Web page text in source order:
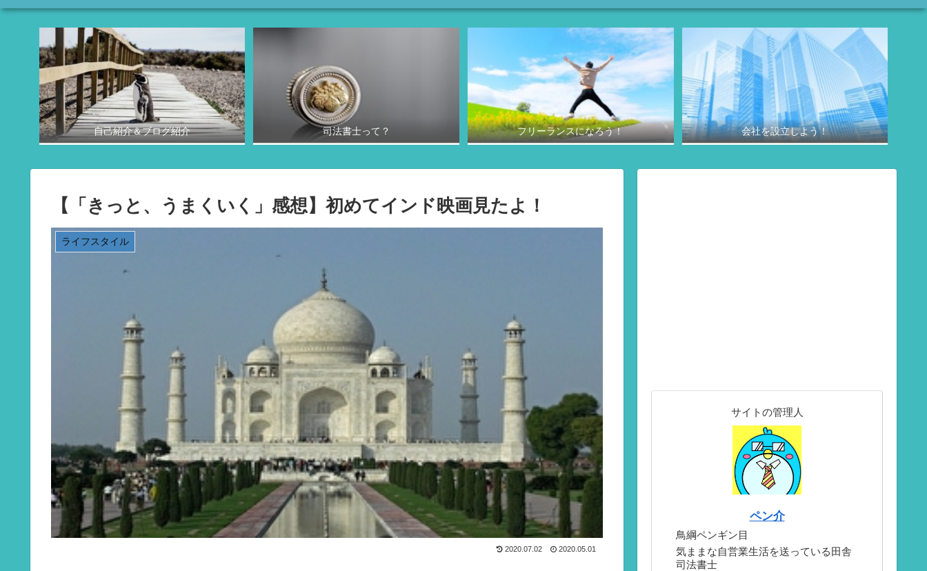
自己紹介＆ブログ紹介 司法書士って？ フリーランスになろう！ 会社を設立しよう！
【「きっと、うまくいく」感想】初めてインド映画見たよ！
ライフスタイル
2020.07.02 2020.05.01
サイトの管理人
ペン介
鳥綱ペンギン目
気ままな自営業生活を送っている田舎
司法書士